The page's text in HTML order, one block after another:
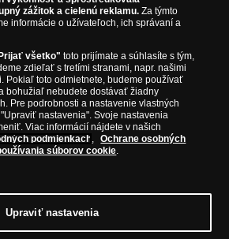
ma, akonáhle bude produkt opäť
skladom.
NAŠE ZÁRUKY
Bezpečný nákup
Certifikát SSL
Garancia najvyššej kvality
zážitok a cielenú reklamu. Za týmto
informácie o užívateľoch, ich správaní a
všetko" toto prijímate a súhlasíte s tým,
zdieľať s tretími stranami, napr. našimi
Pokiaľ toto odmietnete, budeme používať
bohužiaľ nebudete dostávať žiadny
Pre podrobnosti a nastavenie vlastných
nastavenia". Svoje nastavenia
Viac informácií nájdete v našich
podmienkach ,
Ochrane osobných
súborov cookie.
Upraviť nastavenia